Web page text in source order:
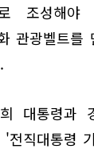
조성해야
관광벨트
대통령과
전직대통령